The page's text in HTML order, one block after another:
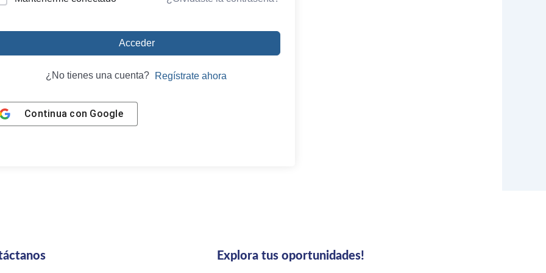
Acceder
¿No tienes una cuenta? Regístrate ahora
Continua con Google
Explora tus oportunidades!